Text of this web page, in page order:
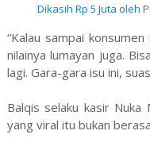
Dikasih Rp 5 Juta oleh
“Kalau sampai
nilainya lumayan juga.
lagi. Gara-gara isu ini,
Balqis selaku kasir
yang viral itu bukan